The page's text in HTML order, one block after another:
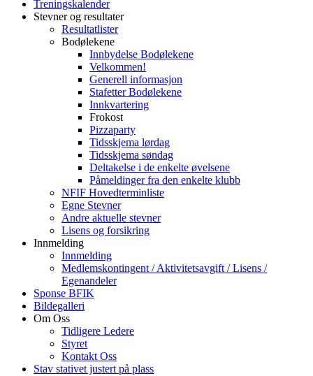
Treningskalender
Stevner og resultater
Resultatlister
Bodølekene
Innbydelse Bodølekene
Velkommen!
Generell informasjon
Stafetter Bodølekene
Innkvartering
Frokost
Pizzaparty
Tidsskjema lørdag
Tidsskjema søndag
Deltakelse i de enkelte øvelsene
Påmeldinger fra den enkelte klubb
NFIF Hovedterminliste
Egne Stevner
Andre aktuelle stevner
Lisens og forsikring
Innmelding
Innmelding
Medlemskontingent / Aktivitetsavgift / Lisens /
Egenandeler
Sponse BFIK
Bildegalleri
Om Oss
Tidligere Ledere
Styret
Kontakt Oss
Stav stativet justert på plass